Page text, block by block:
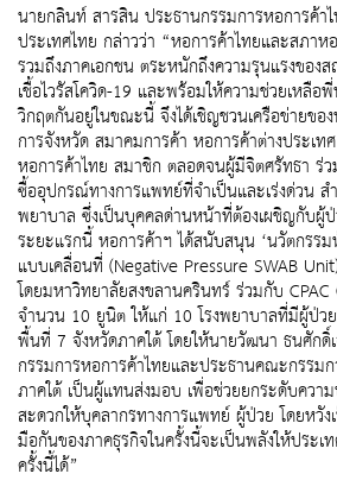
นายกลินท์ สารสิน ประธานกรรมการหอการค้า
ประเทศไทย กล่าวว่า “หอการค้าไทยและสภาห
รวมถึงภาคเอกชน ตระหนักถึงความรุนแรงของ
เชื้อไวรัสโควิด-19 และพร้อมให้ความช่วยเหลือ
วิกฤตกันอยู่ในขณะนี้ จึงได้เชิญชวนเครือข่ายขอ
การจังหวัด สมาคมการค้า หอการค้าต่างประเ
หอการค้าไทย สมาชิก ตลอดจนผู้มีจิตศรัทธา ร่ว
ซื้ออุปกรณ์ทางการแพทย์ที่จำเป็นและเร่งด่วน
พยาบาล ซึ่งเป็นบุคคลด่านหน้าที่ต้องเผชิญกับผู้ป่
ระยะแรกนี้ หอการค้าฯ ได้สนับสนุน ‘นวัตกรร
แบบเคลื่อนที่ (Negative Pressure SWAB
โดยมหาวิทยาลัยสงขลานครินทร์ ร่วมกับ
จำนวน 10 ยูนิต ให้แก่ 10 โรงพยาบาลที่มีผู้ป่ว
พื้นที่ 7 จังหวัดภาคใต้ โดยให้นายวัฒนา ธนศักดิ์
กรรมการหอการค้าไทยและประธานคณะกรร
ภาคใต้ เป็นผู้แทนส่งมอบ เพื่อช่วยยกระดับควา
สะดวกให้บุคลากรทางการแพทย์ ผู้ป่วย โดยหวัง
มือกันของภาคธุรกิจในครั้งนี้จะเป็นพลังให้ประเ
ครั้งนี้ได้”